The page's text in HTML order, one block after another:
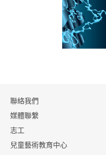
聯絡我們
媒體聯繫
志工
兒童藝術教育中心